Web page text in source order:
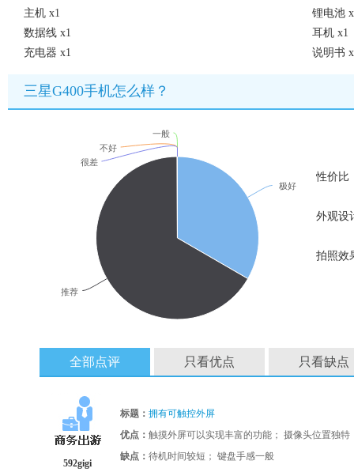
主机 x1
锂电池
数据线 x1
耳机 x1
充电器 x1
说明书
三星G400手机怎么样？
极好
推荐
一般
不好
很差
性价比
外观设
拍照效
全部点评 只看优点 只看缺点
592gigi
标题： 拥有可触控外屏
优点： 触摸外屏可以实现丰富的功能； 摄像头位置独
缺点： 待机时间较短； 键盘手感一般